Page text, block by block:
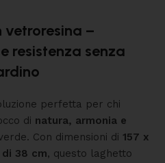
vetroresina –
resistenza senza
perfetta per chi
di natura, armonia e
Con dimensioni di 157 x
38 cm, questo laghetto